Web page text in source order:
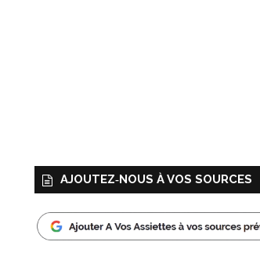
AJOUTEZ‑NOUS À VOS SOURCES